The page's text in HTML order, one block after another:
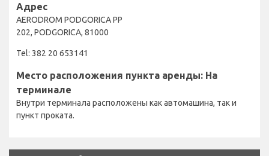
Адрес
AERODROM PODGORICA PP
202, PODGORICA, 81000
Tel: 382 20 653141
Место расположения пункта аренды: На
терминале
Внутри терминала расположены как автомашина, так и
пункт проката.